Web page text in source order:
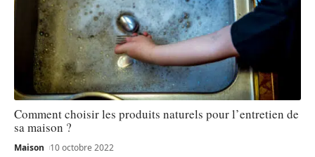
Comment choisir les produits naturels pour l’entretien de
sa maison ?
Maison 10 octobre 2022